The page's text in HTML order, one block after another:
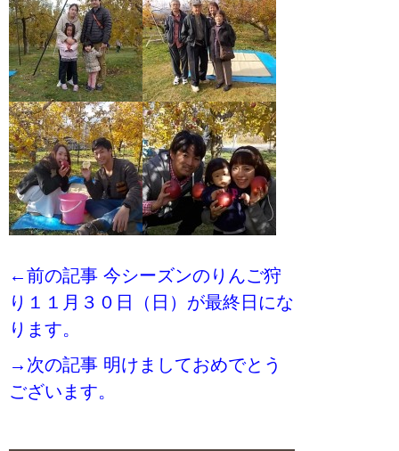
←前の記事 今シーズンのりんご狩
り１１月３０日（日）が最終日にな
ります。
→次の記事 明けましておめでとう
ございます。